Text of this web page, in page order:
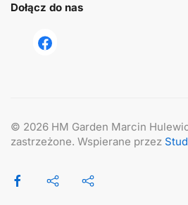
Dołącz do nas
© 2026 HM Garden Marcin
zastrzeżone. Wspierane przez